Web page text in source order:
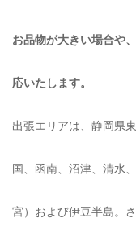
お品物が大きい場合や
応いたします。
出張エリアは、静岡県
国、函南、沼津、清水
宮）および伊豆半島。